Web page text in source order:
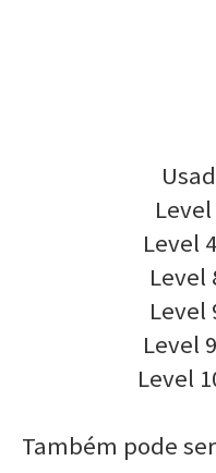
Level
Level
Level
Level
Level
Também pode